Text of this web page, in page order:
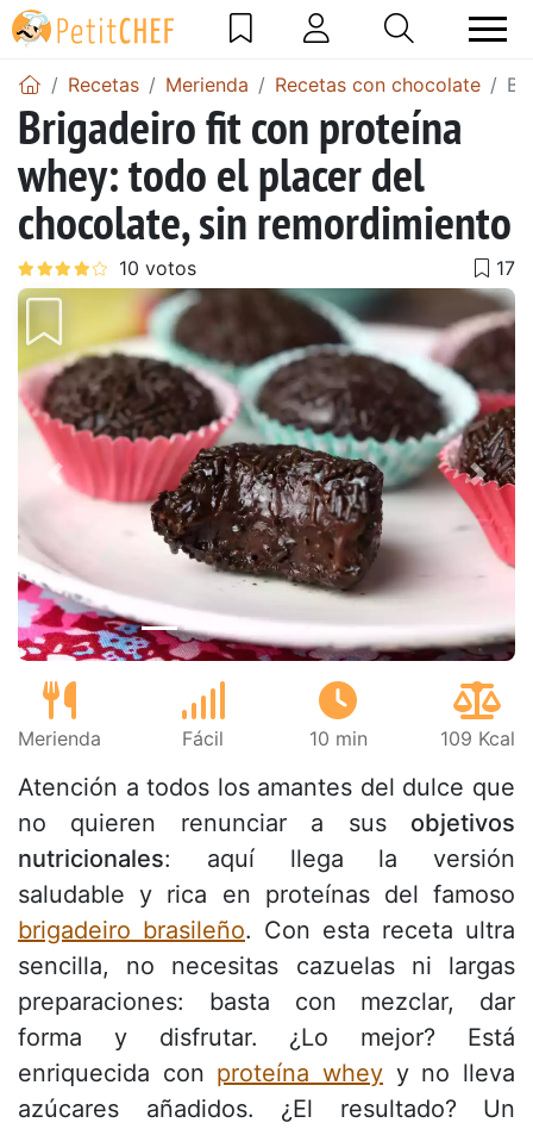
Recetas Merienda Recetas con chocolate
Brigadeiro fit con proteína
whey: todo el placer del
chocolate, sin remordimiento
Anterior
Merienda Fácil 10 min 109 Kcal
Atención a todos los amantes del dulce que
no quieren renunciar a sus objetivos
nutricionales: aquí llega la versión
saludable y rica en proteínas del famoso
brigadeiro brasileño. Con esta receta ultra
sencilla, no necesitas cazuelas ni largas
preparaciones: basta con mezclar, dar
forma y disfrutar. ¿Lo mejor? Está
enriquecida con proteína whey y no lleva
azúcares añadidos. ¿El resultado? Un